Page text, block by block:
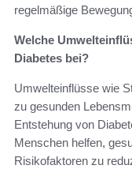
regelmäßige
Welche
Diabetes bei?
Umwelteinflüsse wie
zu gesunden
Entstehung von
Menschen helfen,
Risikofaktoren zu